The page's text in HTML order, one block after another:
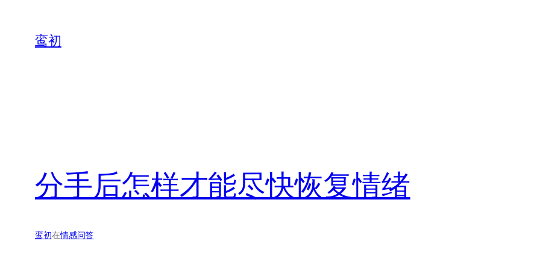
鸾初
分手后怎样才能尽快恢复情绪
鸾初在情感问答